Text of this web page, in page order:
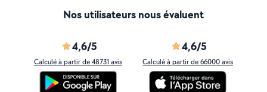
Nos utilisateurs nous évaluent
4,6/5
Calculé à partir de 48731 avis
4,6/5
Calculé à partir de 66000 avis